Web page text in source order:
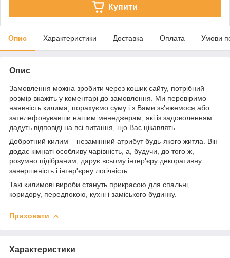
Купити
Опис Характеристики Доставка Оплата Умови
Опис
Замовлення можна зробити через кошик сайту, потрібний
розмір вкажіть у коментарі до замовлення. Ми перевіримо
наявність килима, порахуємо суму і з Вами зв'яжемося або
зателефонувавши нашим менеджерам, які із задоволенням
дадуть відповіді на всі питання, що Вас цікавлять.
Добротний килим – незамінний атрибут будь-якого житла. Він
додає кімнаті особливу чарівність, а, будучи, до того ж,
розумно підібраним, дарує всьому інтер'єру декоративну
завершеність і інтер'єрну логічність.
Такі килимові вироби стануть прикрасою для спальні,
коридору, передпокою, кухні і заміського будинку.
Приховати
Характеристики